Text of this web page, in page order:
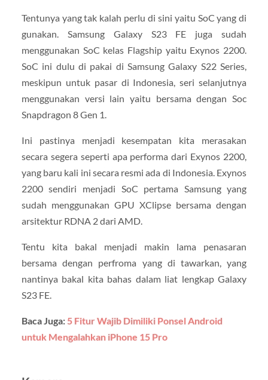
Tentunya yang tak kalah perlu di sini yaitu SoC yang di
gunakan. Samsung Galaxy S23 FE juga sudah
menggunakan SoC kelas Flagship yaitu Exynos 2200.
SoC ini dulu di pakai di Samsung Galaxy S22 Series,
meskipun untuk pasar di Indonesia, seri selanjutnya
menggunakan versi lain yaitu bersama dengan Soc
Snapdragon 8 Gen 1.
Ini pastinya menjadi kesempatan kita merasakan
secara segera seperti apa performa dari Exynos 2200,
yang baru kali ini secara resmi ada di Indonesia. Exynos
2200 sendiri menjadi SoC pertama Samsung yang
sudah menggunakan GPU XClipse bersama dengan
arsitektur RDNA 2 dari AMD.
Tentu kita bakal menjadi makin lama penasaran
bersama dengan perfroma yang di tawarkan, yang
nantinya bakal kita bahas dalam liat lengkap Galaxy
S23 FE.
Baca Juga: 5 Fitur Wajib Dimiliki Ponsel Android
untuk Mengalahkan iPhone 15 Pro